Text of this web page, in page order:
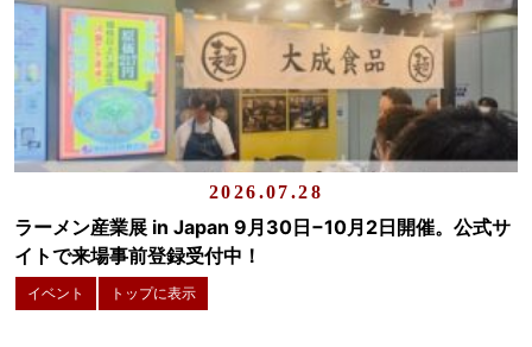
2026.07.28
ラーメン産業展 in Japan 9月30日−10月2日開催。公式サ
イトで来場事前登録受付中！
イベント トップに表示